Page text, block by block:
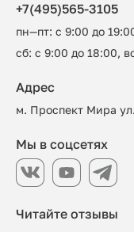
+7(495)565-3105
пн—пт: с 9:00 до
сб: с 9:00 до 18:00,
Читайте отзывы
Адрес
м. Проспект Мира
Мы в соцсетях